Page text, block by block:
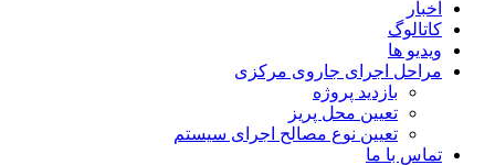
اخبار
کاتالوگ
ویدیو ها
مراحل اجرای جاروی مرکزی
بازدید پروژه
تعیین محل پریز
تعیین نوع مصالح اجرای سیستم
تماس با ما